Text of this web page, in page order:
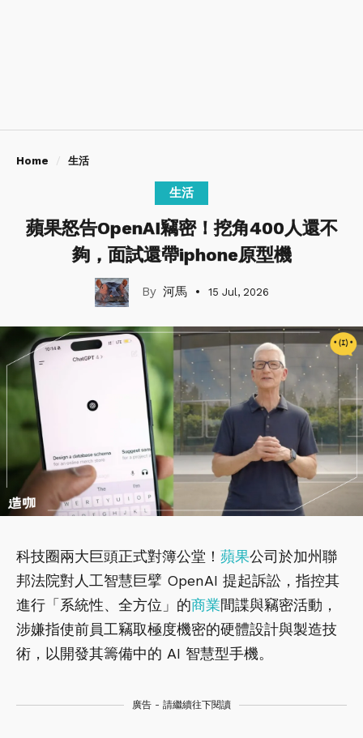
Home 生活
生活
蘋果怒告OpenAI竊密！挖角400人還不
夠，面試還帶iphone原型機
河馬 15 Jul, 2026
科技圈兩大巨頭正式對簿公堂！ 蘋果公司於加州聯
邦法院對人工智慧巨擘 OpenAI 提起訴訟，指控其
進行「系統性、全方位」的商業間諜與竊密活動，
涉嫌指使前員工竊取極度機密的硬體設計與製造技
術，以開發其籌備中的 AI 智慧型手機。
廣告 - 請繼續往下閱讀